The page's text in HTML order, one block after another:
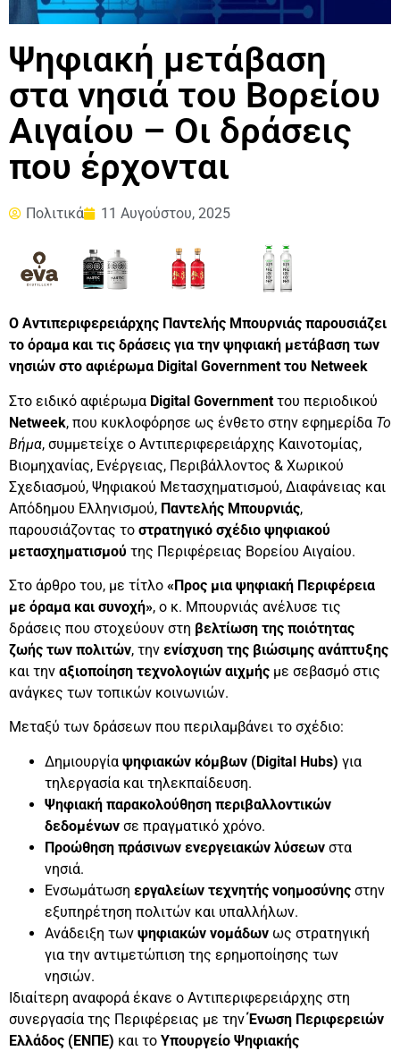
Ψηφιακή μετάβαση
στα νησιά του Βορείου
Αιγαίου – Οι δράσεις
που έρχονται
Πολιτικά 11 Αυγούστου, 2025
Ο Αντιπεριφερειάρχης Παντελής Μπουρνιάς παρουσιάζει
το όραμα και τις δράσεις για την ψηφιακή μετάβαση των
νησιών στο αφιέρωμα Digital Government του Netweek
Στο ειδικό αφιέρωμα Digital Government του περιοδικού
Netweek, που κυκλοφόρησε ως ένθετο στην εφημερίδα Το
Βήμα, συμμετείχε ο Αντιπεριφερειάρχης Καινοτομίας,
Βιομηχανίας, Ενέργειας, Περιβάλλοντος & Χωρικού
Σχεδιασμού, Ψηφιακού Μετασχηματισμού, Διαφάνειας και
Απόδημου Ελληνισμού, Παντελής Μπουρνιάς,
παρουσιάζοντας το στρατηγικό σχέδιο ψηφιακού
μετασχηματισμού της Περιφέρειας Βορείου Αιγαίου.
Στο άρθρο του, με τίτλο «Προς μια ψηφιακή Περιφέρεια
με όραμα και συνοχή», ο κ. Μπουρνιάς ανέλυσε τις
δράσεις που στοχεύουν στη βελτίωση της ποιότητας
ζωής των πολιτών, την ενίσχυση της βιώσιμης ανάπτυξης
και την αξιοποίηση τεχνολογιών αιχμής με σεβασμό στις
ανάγκες των τοπικών κοινωνιών.
Μεταξύ των δράσεων που περιλαμβάνει το σχέδιο:
Δημιουργία ψηφιακών κόμβων (Digital Hubs) για
τηλεργασία και τηλεκπαίδευση.
Ψηφιακή παρακολούθηση περιβαλλοντικών
δεδομένων σε πραγματικό χρόνο.
Προώθηση πράσινων ενεργειακών λύσεων στα
νησιά.
Ενσωμάτωση εργαλείων τεχνητής νοημοσύνης στην
εξυπηρέτηση πολιτών και υπαλλήλων.
Ανάδειξη των ψηφιακών νομάδων ως στρατηγική
για την αντιμετώπιση της ερημοποίησης των
νησιών.
Ιδιαίτερη αναφορά έκανε ο Αντιπεριφερειάρχης στη
συνεργασία της Περιφέρειας με τηνΈνωση Περιφερειών
Ελλάδος (ΕΝΠΕ) και το Υπουργείο Ψηφιακής